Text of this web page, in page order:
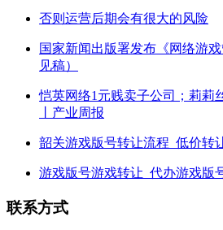
否则运营后期会有很大的风险
国家新闻出版署发布《网络游
见稿）
恺英网络1元贱卖子公司；莉莉
丨产业周报
韶关游戏版号转让流程_低价转
游戏版号游戏转让_代办游戏版
联系方式